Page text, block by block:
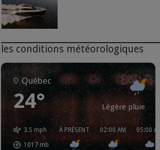
les conditions météorologiques
Québec
24° Légère pluie
3.5 mph
1017 mb
À PRÉSENT 02:00 AM 05:00 AM